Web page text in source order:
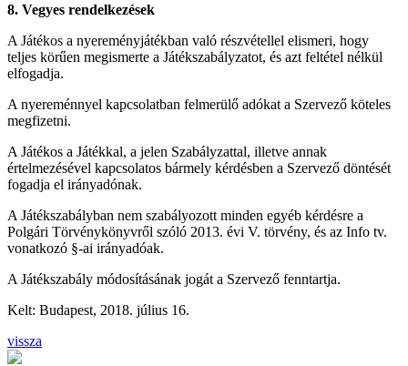
8. Vegyes rendelkezések
A Játékos a nyereményjátékban való részvétellel elismeri, hogy
teljes körűen megismerte a Játékszabályzatot, és azt feltétel nélkül
elfogadja.
A nyereménnyel kapcsolatban felmerülő adókat a Szervező köteles
megfizetni.
A Játékos a Játékkal, a jelen Szabályzattal, illetve annak
értelmezésével kapcsolatos bármely kérdésben a Szervező döntését
fogadja el irányadónak.
A Játékszabályban nem szabályozott minden egyéb kérdésre a
Polgári Törvénykönyvről szóló 2013. évi V. törvény, és az Info tv.
vonatkozó §-ai irányadóak.
A Játékszabály módosításának jogát a Szervező fenntartja.
Kelt: Budapest, 2018. július 16.
vissza